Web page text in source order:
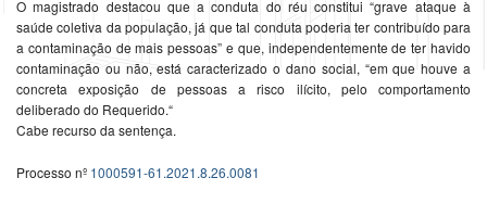
O magistrado destacou que a conduta do réu constitui “grave ataque à
saúde coletiva da população, já que tal conduta poderia ter contribuído para
a contaminação de mais pessoas” e que, independentemente de ter havido
contaminação ou não, está caracterizado o dano social, “em que houve a
concreta exposição de pessoas a risco ilícito, pelo comportamento
deliberado do Requerido.“
Cabe recurso da sentença.
Processo nº 1000591-61.2021.8.26.0081